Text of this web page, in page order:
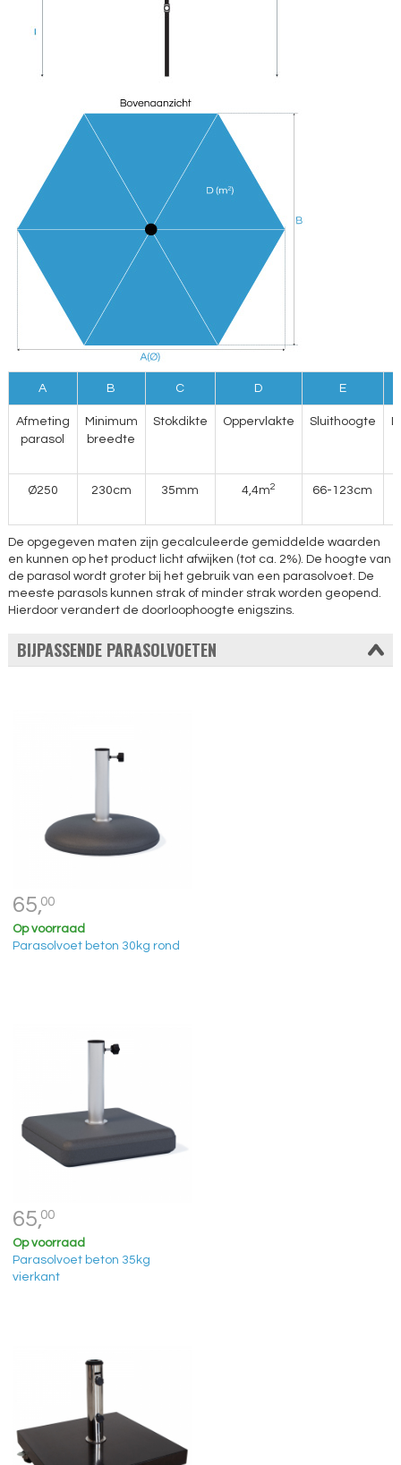
A B C D E
Afmeting
parasol
Minimum
breedte
Stokdikte Oppervlakte Sluithoogte
Ø250 230cm 35mm 4,4m2 66-123cm
De opgegeven maten zijn gecalculeerde gemiddelde waarden
en kunnen op het product licht afwijken (tot ca. 2%). De hoogte van
de parasol wordt groter bij het gebruik van een parasolvoet. De
meeste parasols kunnen strak of minder strak worden geopend.
Hierdoor verandert de doorloophoogte enigszins.
BIJPASSENDE PARASOLVOETEN
65,00
Op voorraad
Parasolvoet beton 30kg rond
65,00
Op voorraad
Parasolvoet beton 35kg
vierkant